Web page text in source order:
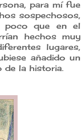
para mí fue
sospechosos,
poco que en el
hechos muy
lugares,
añadido un
de la historia.